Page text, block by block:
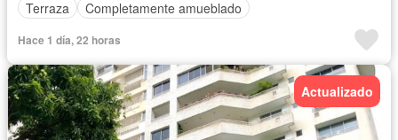
Terraza
Completamente amueblado
Hace 1 día, 22 horas
Actualizado